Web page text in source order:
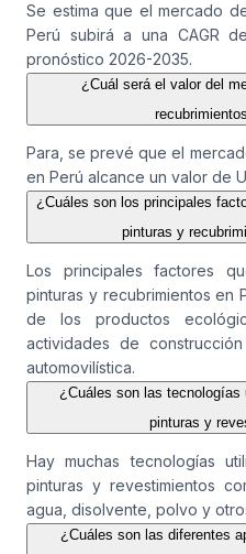
Se estima que el mercado
Perú subirá a una CAGR
pronóstico 2026-2035.
¿Cuál será el valor del
Para, se prevé que el
en Perú alcance un valor de
¿Cuáles son los principales
pinturas y
Los principales factores
pinturas y recubrimientos en
de los productos
actividades de
automovilística.
¿Cuáles son las
pinturas y
Hay muchas tecnologías
pinturas y revestimientos
agua, disolvente, polvo y
¿Cuáles son las diferentes